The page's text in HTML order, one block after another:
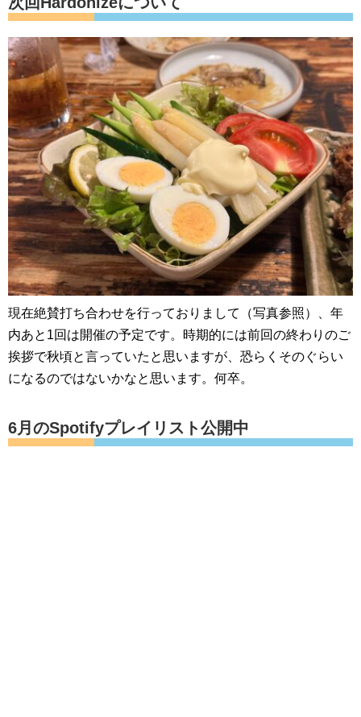
現在絶賛打ち合わせを行っておりまして（写真参照）、年
内あと1回は開催の予定です。時期的には前回の終わりのご
挨拶で秋頃と言っていたと思いますが、恐らくそのぐらい
になるのではないかなと思います。何卒。
6月のSpotifyプレイリスト公開中